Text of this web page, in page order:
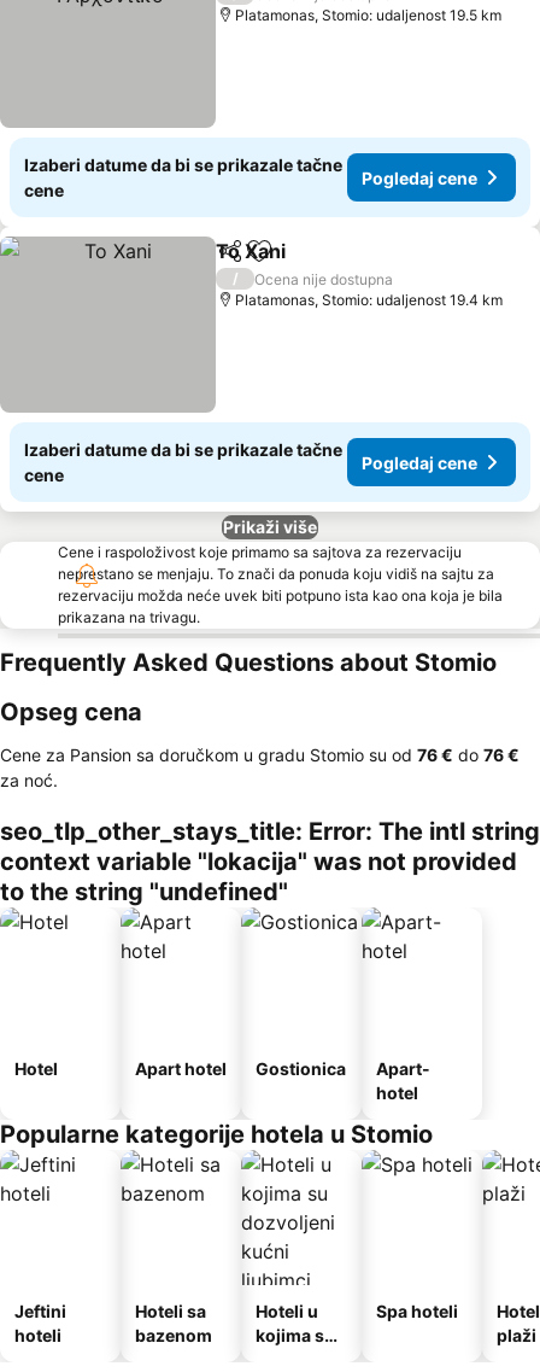
Platamonas, Stomio: udaljenost 19.5 km
Izaberi datume da bi se prikazale tačne
cene
Pogledaj cene
Deli Dodati u favorite
To Xani
/
Ocena nije dostupna
Platamonas, Stomio: udaljenost 19.4 km
Izaberi datume da bi se prikazale tačne
cene
Pogledaj cene
Prikaži više
Cene i raspoloživost koje primamo sa sajtova za rezervaciju
neprestano se menjaju. To znači da ponuda koju vidiš na sajtu za
rezervaciju možda neće uvek biti potpuno ista kao ona koja je bila
prikazana na trivagu.
Frequently Asked Questions about Stomio
Opseg cena
Cene za Pansion sa doručkom u gradu Stomio su od ‎76 € do ‎76 €
za noć.
seo_tlp_other_stays_title: Error: The intl string
context variable "lokacija" was not provided
to the string "undefined"
Hotel Apart hotel Gostionica
Apart-
hotel
Popularne kategorije hotela u Stomio
Jeftini
hoteli
Hoteli sa
bazenom
Hoteli u
kojima su
Spa hoteli
plaži